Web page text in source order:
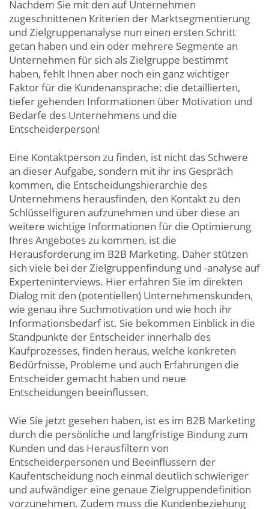
Nachdem Sie mit den auf Unternehmen
zugeschnittenen Kriterien der Marktsegmentierung
und Zielgruppenanalyse nun einen ersten Schritt
getan haben und ein oder mehrere Segmente an
Unternehmen für sich als Zielgruppe bestimmt
haben, fehlt Ihnen aber noch ein ganz wichtiger
Faktor für die Kundenansprache: die detaillierten,
tiefer gehenden Informationen über Motivation und
Bedarfe des Unternehmens und die
Entscheiderperson!
Eine Kontaktperson zu finden, ist nicht das Schwere
an dieser Aufgabe, sondern mit ihr ins Gespräch
kommen, die Entscheidungshierarchie des
Unternehmens herausfinden, den Kontakt zu den
Schlüsselfiguren aufzunehmen und über diese an
weitere wichtige Informationen für die Optimierung
Ihres Angebotes zu kommen, ist die
Herausforderung im B2B Marketing. Daher stützen
sich viele bei der Zielgruppenfindung und -analyse auf
Experteninterviews. Hier erfahren Sie im direkten
Dialog mit den (potentiellen) Unternehmenskunden,
wie genau ihre Suchmotivation und wie hoch ihr
Informationsbedarf ist. Sie bekommen Einblick in die
Standpunkte der Entscheider innerhalb des
Kaufprozesses, finden heraus, welche konkreten
Bedürfnisse, Probleme und auch Erfahrungen die
Entscheider gemacht haben und neue
Entscheidungen beeinflussen.
Wie Sie jetzt gesehen haben, ist es im B2B Marketing
durch die persönliche und langfristige Bindung zum
Kunden und das Herausfiltern von
Entscheiderpersonen und Beeinflussern der
Kaufentscheidung noch einmal deutlich schwieriger
und aufwändiger eine genaue Zielgruppendefinition
vorzunehmen. Zudem muss die Kundenbeziehung